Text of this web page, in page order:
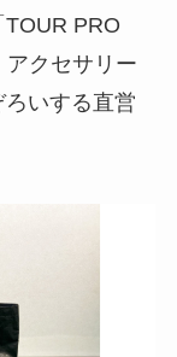
PRO
クセサリー
いする直営